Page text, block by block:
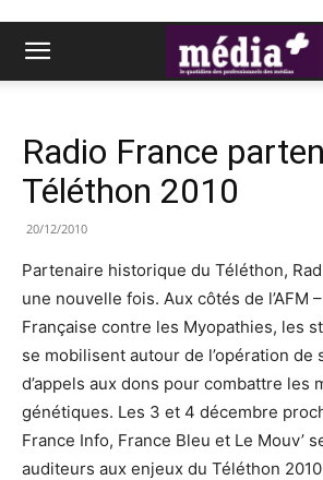
Radio France
Téléthon 2010
20/12/2010
Partenaire historique du Téléthon,
une nouvelle fois. Aux côtés de l’AFM
Française contre les Myopathies, les
se mobilisent autour de l’opération de
d’appels aux dons pour combattre les
génétiques. Les 3 et 4 décembre
France Info, France Bleu et Le Mouv’
auditeurs aux enjeux du Téléthon